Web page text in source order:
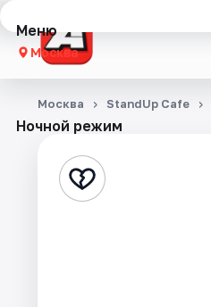
Меню
Москва
Концерты
Стендап
Ночной режим
Москва StandUp Cafe